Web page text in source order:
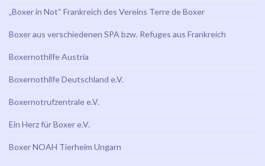
„Boxer in Not“ Frankreich des Vereins Terre de Boxer
Boxer aus verschiedenen SPA bzw. Refuges aus Frankreich
Boxernothilfe Austria
Boxernothilfe Deutschland e.V.
Boxernotrufzentrale e.V.
Ein Herz für Boxer e.V.
Boxer NOAH Tierheim Ungarn